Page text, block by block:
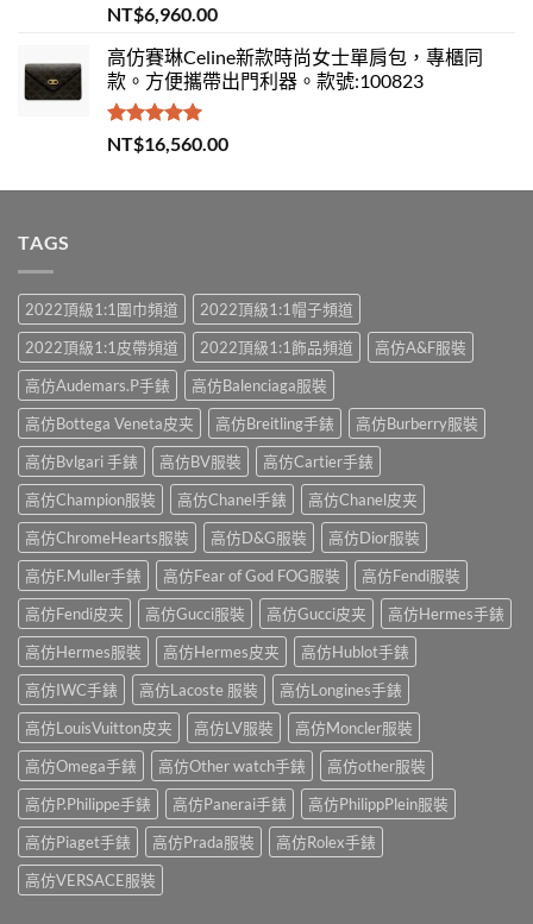
評分 5.00
滿分 5
NT$6,960.00
高仿賽琳Celine新款時尚女士單肩包，專櫃同
款。方便攜帶出門利器。款號:100823
評分5.00
滿分 5
NT$16,560.00
TAGS
2022頂級1:1圍巾頻道
2022頂級1:1帽子頻道
2022頂級1:1皮帶頻道
2022頂級1:1飾品頻道
高仿A&F服裝
高仿Audemars.P手錶
高仿Balenciaga服裝
高仿Bottega Veneta皮夹
高仿Breitling手錶
高仿Burberry服裝
高仿Bvlgari 手錶
高仿BV服裝
高仿Cartier手錶
高仿Champion服裝
高仿Chanel手錶
高仿Chanel皮夹
高仿ChromeHearts服裝
高仿D&G服裝
高仿Dior服裝
高仿F.Muller手錶
高仿Fear of God FOG服裝
高仿Fendi服裝
高仿Fendi皮夹
高仿Gucci服裝 高仿Gucci皮夹
高仿Hermes手錶
高仿Hermes服裝
高仿Hermes皮夹
高仿Hublot手錶
高仿IWC手錶
高仿Lacoste 服裝
高仿Longines手錶
高仿LouisVuitton皮夹
高仿LV服裝
高仿Moncler服裝
高仿Omega手錶
高仿Other watch手錶
高仿other服裝
高仿P.Philippe手錶
高仿Panerai手錶
高仿PhilippPlein服裝
高仿Piaget手錶
高仿Prada服裝
高仿Rolex手錶
高仿VERSACE服裝